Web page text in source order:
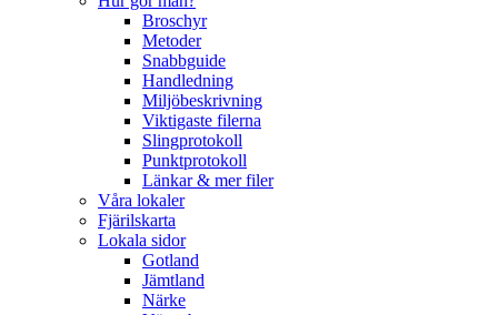
Broschyr
Metoder
Snabbguide
Handledning
Miljöbeskrivning
Viktigaste filerna
Slingprotokoll
Punktprotokoll
Länkar & mer filer
Våra lokaler
Fjärilskarta
Lokala sidor
Gotland
Jämtland
Närke